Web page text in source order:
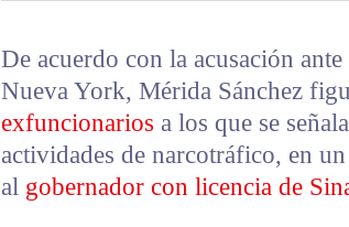
De acuerdo con la acusación
Nueva York, Mérida Sánchez
exfuncionarios a los que se
actividades de narcotráfico, en
al gobernador con licencia de